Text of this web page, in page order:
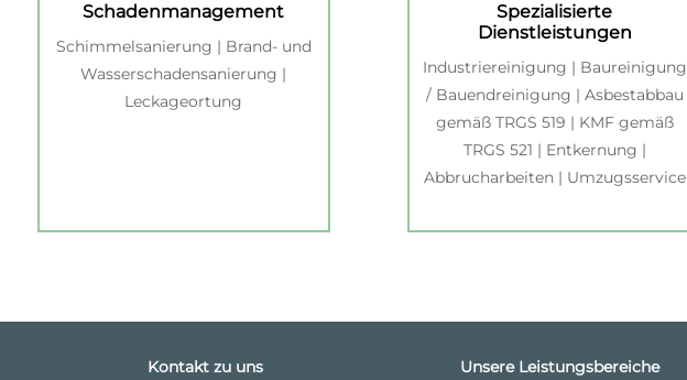
Schadenmanagement
Schimmelsanierung | Brand- und
Wasserschadensanierung |
Leckageortung
Spezialisierte
Dienstleistungen
Industriereinigung | Baureinigung
/ Bauendreinigung | Asbestabbau
gemäß TRGS 519 | KMF gemäß
TRGS 521 | Entkernung |
Abbrucharbeiten | Umzugsservice
Kontakt zu uns Unsere Leistungsbereiche